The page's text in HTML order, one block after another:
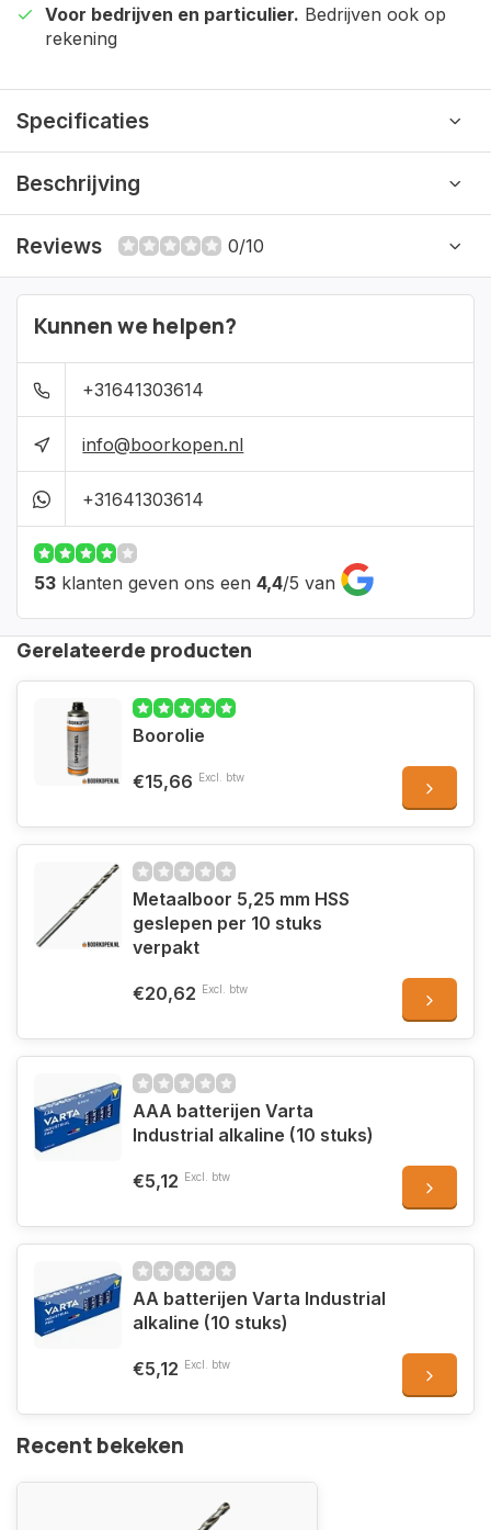
Voor bedrijven en particulier. Bedrijven ook op
rekening
Specificaties
Beschrijving
Reviews 0/10
Kunnen we helpen?
+31641303614
info@boorkopen.nl
+31641303614
53 klanten geven ons een 4,4/5 van
Gerelateerde producten
Boorolie
€15,66 Excl. btw
Metaalboor 5,25 mm HSS
geslepen per 10 stuks
verpakt
€20,62 Excl. btw
AAA batterijen Varta
Industrial alkaline (10 stuks)
€5,12 Excl. btw
AA batterijen Varta Industrial
alkaline (10 stuks)
€5,12 Excl. btw
Recent bekeken